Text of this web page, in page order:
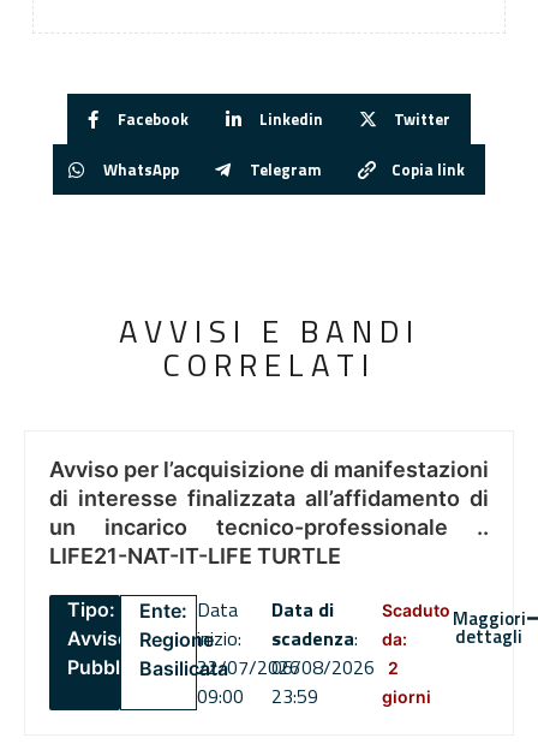
Facebook Linkedin Twitter
WhatsApp Telegram Copia link
AVVISI E BANDI
CORRELATI
Avviso per l’acquisizione di manifestazioni
di interesse finalizzata all’affidamento di
un incarico tecnico-professionale ..
LIFE21-NAT-IT-LIFE TURTLE
Tipo:
Avviso
Pubblico
Ente:
Regione
Basilicata
Data
inizio:
22/07/2026
09:00
Data di
scadenza:
06/08/2026
23:59
Scaduto
da:
2
giorni
Maggiori
dettagli